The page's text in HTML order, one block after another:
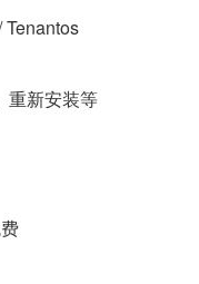
Tenantos
重新安装等